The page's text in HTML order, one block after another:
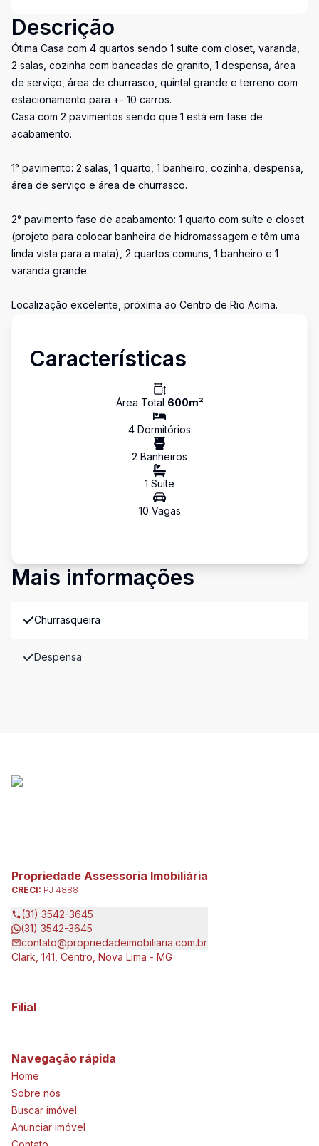
Descrição
Ótima Casa com 4 quartos sendo 1 suíte com closet, varanda,
2 salas, cozinha com bancadas de granito, 1 despensa, área
de serviço, área de churrasco, quintal grande e terreno com
estacionamento para +- 10 carros.
Casa com 2 pavimentos sendo que 1 está em fase de
acabamento.
1° pavimento: 2 salas, 1 quarto, 1 banheiro, cozinha, despensa,
área de serviço e área de churrasco.
2° pavimento fase de acabamento: 1 quarto com suíte e closet
(projeto para colocar banheira de hidromassagem e têm uma
linda vista para a mata), 2 quartos comuns, 1 banheiro e 1
varanda grande.
Localização excelente, próxima ao Centro de Rio Acima.
Características
Área Total 600m²
4 Dormitórios
2 Banheiros
1 Suíte
10 Vagas
Mais informações
Churrasqueira
Despensa
Propriedade Assessoria Imobiliária
CRECI: PJ 4888
(31) 3542-3645
(31) 3542-3645
contato@propriedadeimobiliaria.com.br
Clark, 141, Centro, Nova Lima - MG
Filial
Navegação rápida
Home
Sobre nós
Buscar imóvel
Anunciar imóvel